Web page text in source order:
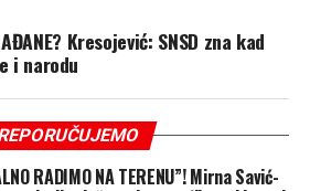
Kresojević: SNSD zna kad
i narodu
RADIMO NA TERENU”! Mirna Savić-